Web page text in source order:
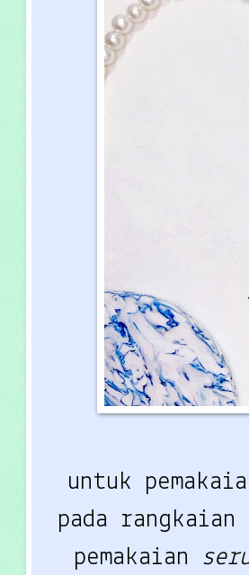
untuk
pada rangkaian
pemakaian